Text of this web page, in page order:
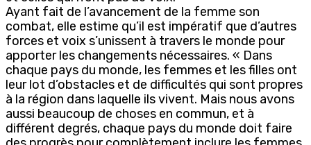
Ayant fait de l’avancement de la femme son
combat, elle estime qu’il est impératif que d’autres
forces et voix s’unissent à travers le monde pour
apporter les changements nécessaires. « Dans
chaque pays du monde, les femmes et les filles ont
leur lot d’obstacles et de difficultés qui sont propres
à la région dans laquelle ils vivent. Mais nous avons
aussi beaucoup de choses en commun, et à
différent degrés, chaque pays du monde doit faire